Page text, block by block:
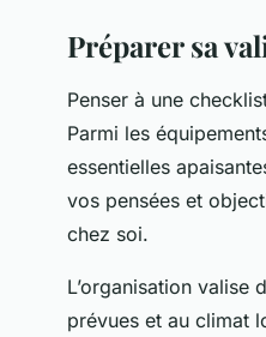
Préparer sa
Penser à une
Parmi les
essentielles
vos pensées et
chez soi.
L’organisation valise
prévues et au climat